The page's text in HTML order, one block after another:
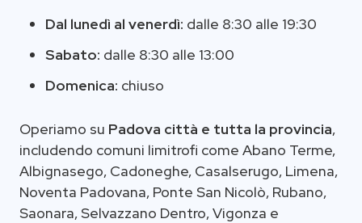
Dal lunedì al venerdì: dalle 8:30 alle 19:30
Sabato: dalle 8:30 alle 13:00
Domenica: chiuso
Operiamo su Padova città e tutta la provincia,
includendo comuni limitrofi come Abano Terme,
Albignasego, Cadoneghe, Casalserugo, Limena,
Noventa Padovana, Ponte San Nicolò, Rubano,
Saonara, Selvazzano Dentro, Vigonza e